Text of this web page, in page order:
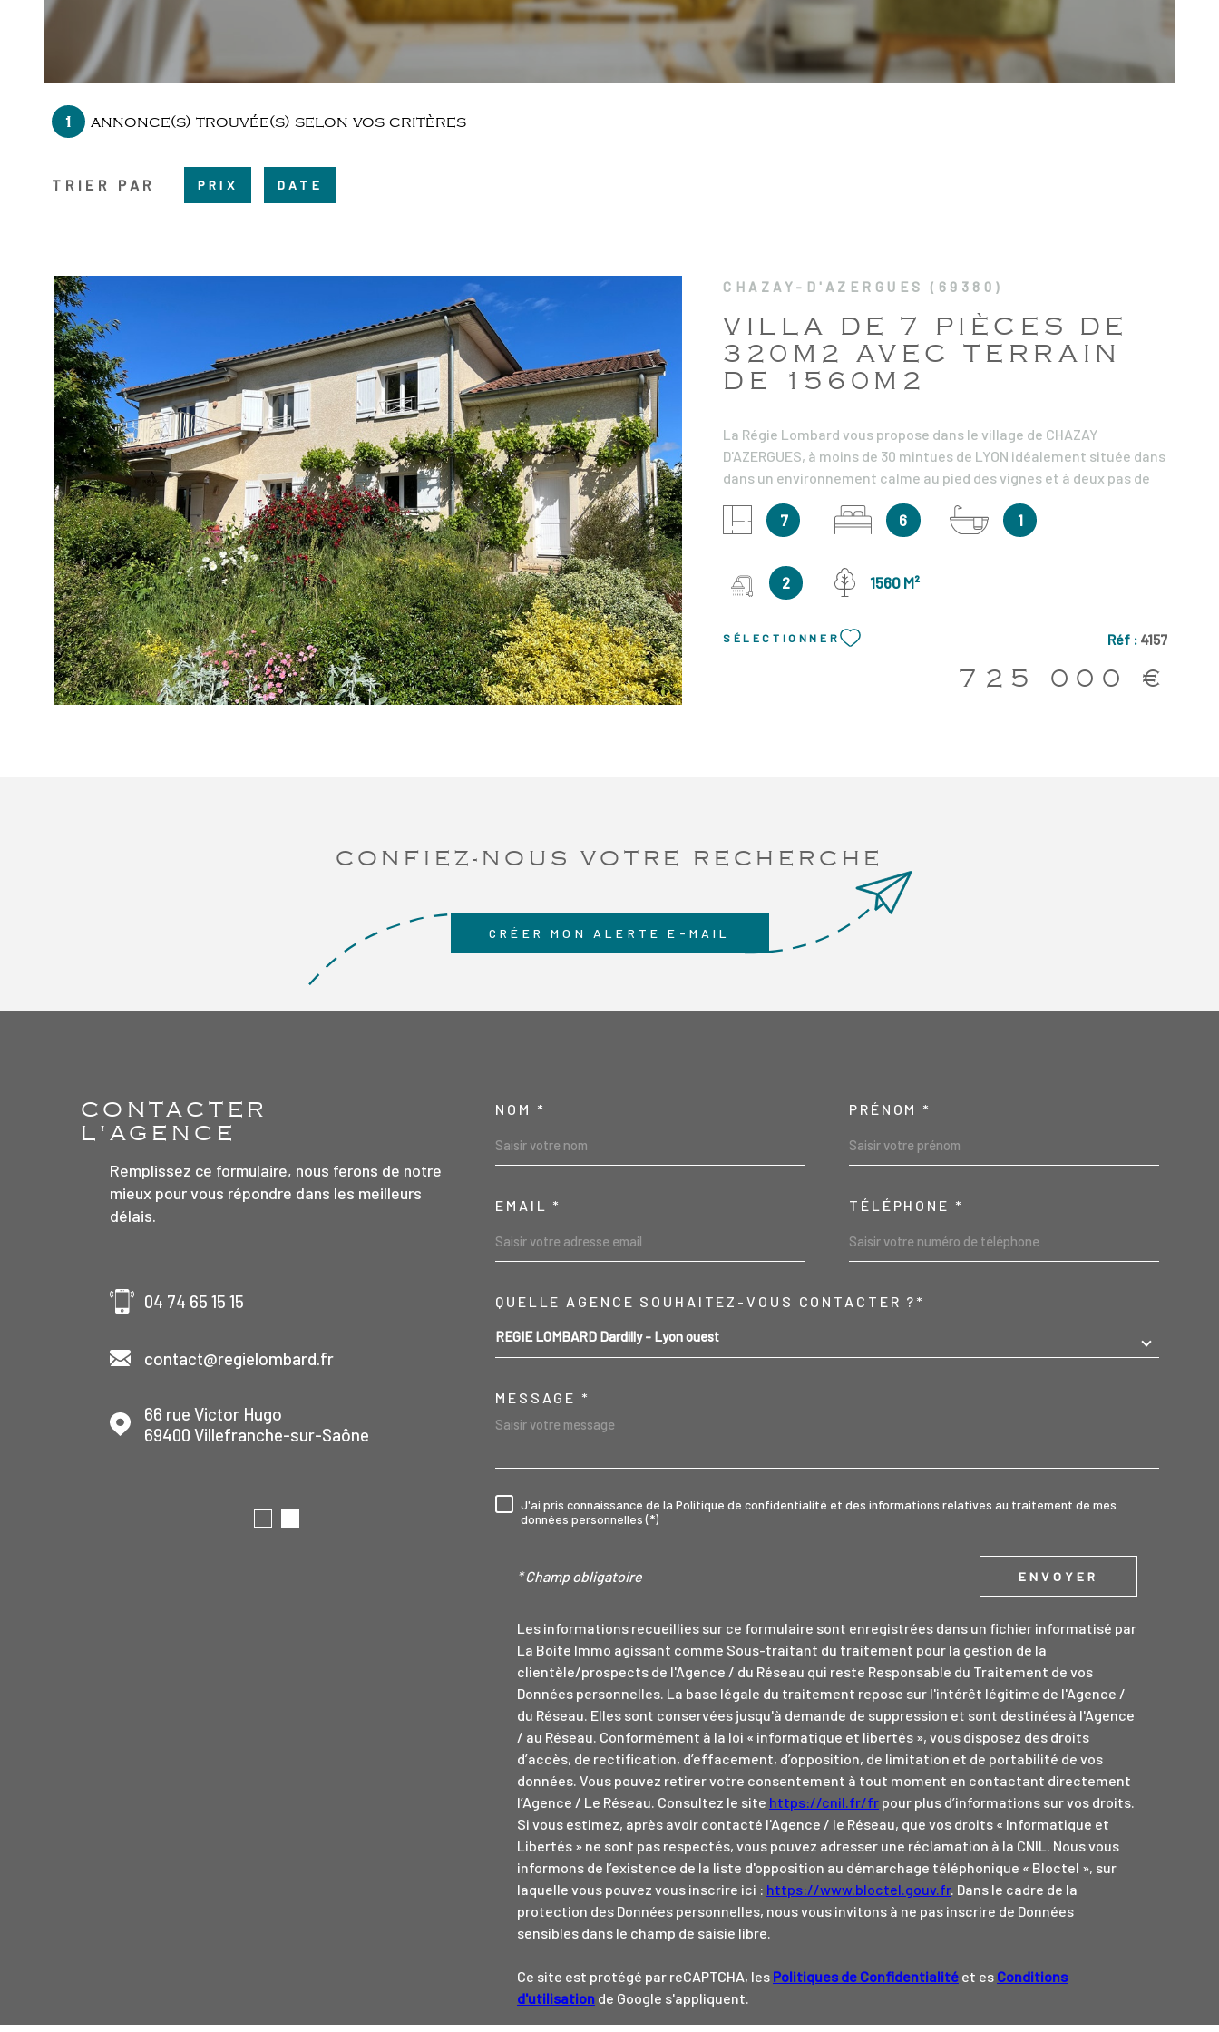
SYNDIC
CONTACT
1 annonce(s) trouvée(s) selon vos critères
TRIER PAR PRIX DATE
CHAZAY-D'AZERGUES (69380)
VILLA DE 7 PIÈCES DE
320M2 AVEC TERRAIN
DE 1560M2
La Régie Lombard vous propose dans le village de CHAZAY
D'AZERGUES, à moins de 30 mintues de LYON idéalement située dans
dans un environnement calme au pied des vignes et à deux pas de
de 7 pièces d'une surface totale de 320m2 (195m2 habitable) sur un
terrain de 1560m2, clos et arboré avec un abri jardin qui peut être
transformée en studio ou bureau pour profession libérale. Cette
charmante villa se compose au rez de chaussée : D'une entrée avec
acces à l'exterieur sur une terrasse couverte exposée plein Sud
ainsi qu'à la piscine chaufée. Dans le prolongement du séjour se
trouvent une cuisine séparée aménagée et équipée donnant sur
débarras pouvant être aménagé. Chauffage et eau chaude
individuel électrique au sol et par convecteurs. A voir sans tarder
Honoraires à la charge du vendeur
7 6 1
2 1560 M²
SÉLECTIONNER Réf : 4157
725 000 €
VOIR LE BIEN
CONFIEZ-NOUS VOTRE RECHERCHE
CRÉER MON ALERTE E-MAIL
CONTACTER
L'AGENCE
Remplissez ce formulaire, nous ferons de notre
mieux pour vous répondre dans les meilleurs
délais.
04 74 65 15 15
contact@regielombard.fr
66 rue Victor Hugo
69400
Villefranche-sur-Saône
04 78 47 43 44
contact@regielombard.fr
69570
Dardilly
TRAD_MELTEM_VOSCOORDONNEES
NOM * PRÉNOM *
EMAIL * TÉLÉPHONE *
TRAD_MELTEM_VOREDEMANDE
QUELLE AGENCE SOUHAITEZ-VOUS CONTACTER ?*
REGIE LOMBARD Dardilly - Lyon ouest
MESSAGE *
RÈGLEMENTATION
J'ai pris connaissance de la Politique de confidentialité et des informations relatives au traitement de mes
données personnelles (*)
* Champ obligatoire ENVOYER
Les informations recueillies sur ce formulaire sont enregistrées dans un fichier informatisé par
La Boite Immo agissant comme Sous-traitant du traitement pour la gestion de la
clientèle/prospects de l'Agence / du Réseau qui reste Responsable du Traitement de vos
Données personnelles. La base légale du traitement repose sur l'intérêt légitime de l'Agence /
du Réseau. Elles sont conservées jusqu'à demande de suppression et sont destinées à l'Agence
/ au Réseau. Conformément à la loi « informatique et libertés », vous disposez des droits
d’accès, de rectification, d’effacement, d’opposition, de limitation et de portabilité de vos
données. Vous pouvez retirer votre consentement à tout moment en contactant directement
l’Agence / Le Réseau. Consultez le site https://cnil.fr/fr pour plus d’informations sur vos droits.
Si vous estimez, après avoir contacté l'Agence / le Réseau, que vos droits « Informatique et
Libertés » ne sont pas respectés, vous pouvez adresser une réclamation à la CNIL. Nous vous
informons de l’existence de la liste d'opposition au démarchage téléphonique « Bloctel », sur
laquelle vous pouvez vous inscrire ici : https://www.bloctel.gouv.fr. Dans le cadre de la
protection des Données personnelles, nous vous invitons à ne pas inscrire de Données
sensibles dans le champ de saisie libre.
Ce site est protégé par reCAPTCHA, les Politiques de Confidentialité et es Conditions
d'utilisation de Google s'appliquent.